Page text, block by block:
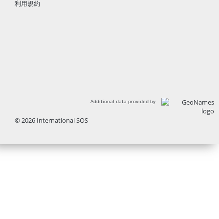
利用規約
Additional data provided by
© 2026 International SOS